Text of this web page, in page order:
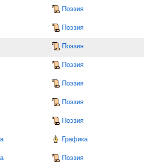
Поэзия
Поэзия
Поэзия
Поэзия
Поэзия
Поэзия
Поэзия
Графика
Поэзия